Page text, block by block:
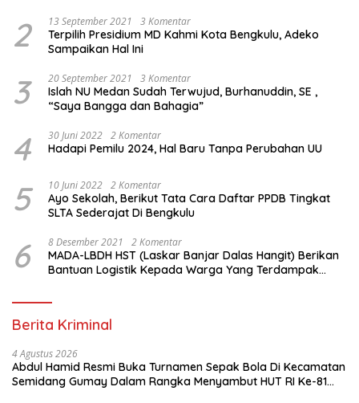
2 13 September 2021 3 Komentar
Terpilih Presidium MD Kahmi Kota Bengkulu, Adeko
Sampaikan Hal Ini
3 20 September 2021 3 Komentar
Islah NU Medan Sudah Terwujud, Burhanuddin, SE ,
“Saya Bangga dan Bahagia”
4 30 Juni 2022 2 Komentar
Hadapi Pemilu 2024, Hal Baru Tanpa Perubahan UU
5 10 Juni 2022 2 Komentar
Ayo Sekolah, Berikut Tata Cara Daftar PPDB Tingkat
SLTA Sederajat Di Bengkulu
6 8 Desember 2021 2 Komentar
MADA-LBDH HST (Laskar Banjar Dalas Hangit) Berikan
Bantuan Logistik Kepada Warga Yang Terdampak
Berita Kriminal
4 Agustus 2026
Abdul Hamid Resmi Buka Turnamen Sepak Bola Di Kecamatan
Semidang Gumay Dalam Rangka Menyambut HUT RI Ke-81